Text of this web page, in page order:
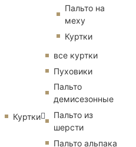
Пальто на
меху
Куртки
Куртки
все куртки
Пуховики
Пальто
демисезонные
Пальто из
шерсти
Пальто альпака